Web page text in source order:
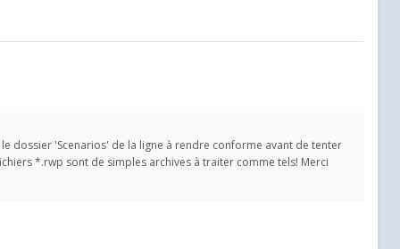
dossier 'Scenarios' de la ligne à rendre conforme avant de tenter
*.rwp sont de simples archives à traiter comme tels! Merci